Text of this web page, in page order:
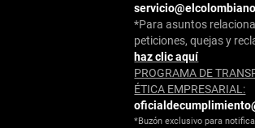
*Para asuntos
peticiones, quejas y
haz clic aquí
PROGRAMA DE
ÉTICA EMPRESARIAL:
*Buzón exclusivo para